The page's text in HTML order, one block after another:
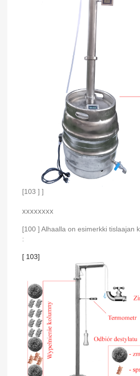
[103 ] ]
xxxxxxxx
[100 ] Alhaalla on esimerkki tislaajan
:
[ 103]